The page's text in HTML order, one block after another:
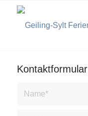
Kontaktformular